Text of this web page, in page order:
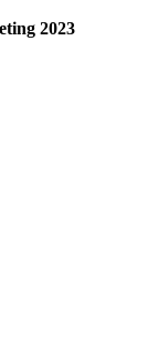
2023